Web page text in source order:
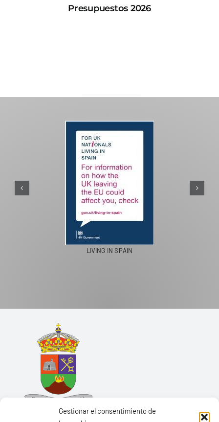
Gestionar el consentimiento de
Presupuestos 2026
LIVING IN SPAIN